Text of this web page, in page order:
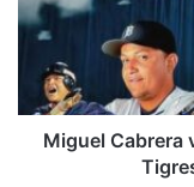
vestir
uniforme
los
TigresMiguel Cabrera